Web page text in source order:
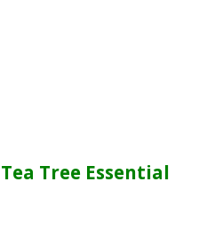
Tree Essential